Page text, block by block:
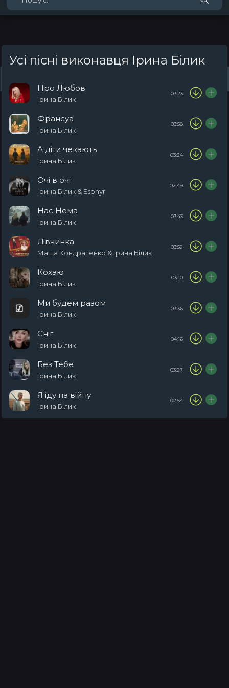
Жанри
Усі пісні виконавця Ірина Білик
Про Любов
Ірина Білик
03:23
Франсуа
Ірина Білик
03:58
А діти чекають
Ірина Білик
03:24
Очі в очі
Ірина Білик & Esphyr
02:49
Нас Нема
Ірина Білик
03:43
Дівчинка
Маша Кондратенко & Ірина Білик
03:52
Кохаю
Ірина Білик
03:10
Ми будем разом
Ірина Білик
03:36
Сніг
Ірина Білик
04:16
Без Тебе
Ірина Білик
03:27
Я іду на війну
Ірина Білик
02:54